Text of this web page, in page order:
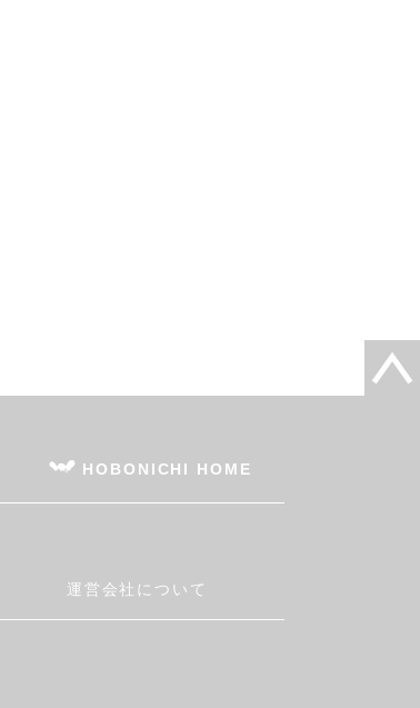
HOBONICHI HOME
運営会社について